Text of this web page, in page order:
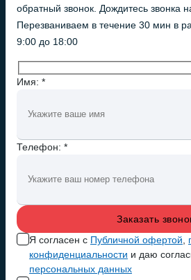
обратный звонок. Дождитесь звонка
Перезваниваем в течение 30 мин в
9:00 до 18:00
Имя: *
Телефон: *
Я согласен с Публичной офертой
конфиденциальности и даю
персональных данных